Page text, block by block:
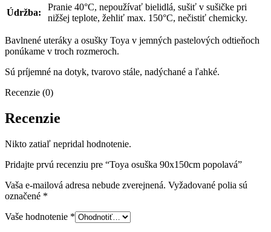
Údržba:
Pranie 40°C, nepoužívať bielidlá, sušiť v sušičke pri
nižšej teplote, žehliť max. 150°C, nečistiť chemicky.
Bavlnené uteráky a osušky Toya v jemných pastelových odtieňoch
ponúkame v troch rozmeroch.
Sú príjemné na dotyk, tvarovo stále, nadýchané a ľahké.
Recenzie (0)
Recenzie
Nikto zatiaľ nepridal hodnotenie.
Pridajte prvú recenziu pre “Toya osuška 90x150cm popolavá”
Vaša e-mailová adresa nebude zverejnená. Vyžadované polia sú
označené *
Vaše hodnotenie *